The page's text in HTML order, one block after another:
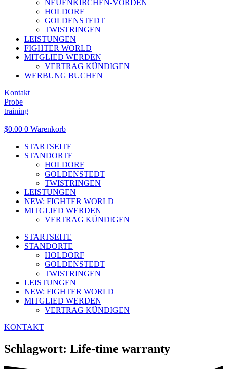
NEUENKIRCHEN-VÖRDEN
HOLDORF
GOLDENSTEDT
TWISTRINGEN
LEISTUNGEN
FIGHTER WORLD
MITGLIED WERDEN
VERTRAG KÜNDIGEN
WERBUNG BUCHEN
Kontakt
Probe
training
$0.00 0 Warenkorb
STARTSEITE
STANDORTE
HOLDORF
GOLDENSTEDT
TWISTRINGEN
LEISTUNGEN
NEW: FIGHTER WORLD
MITGLIED WERDEN
VERTRAG KÜNDIGEN
STARTSEITE
STANDORTE
HOLDORF
GOLDENSTEDT
TWISTRINGEN
LEISTUNGEN
NEW: FIGHTER WORLD
MITGLIED WERDEN
VERTRAG KÜNDIGEN
KONTAKT
Schlagwort: Life-time warranty